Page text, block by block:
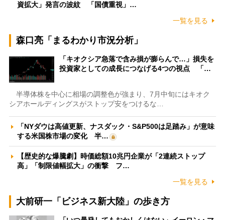
資拡大」発言の波紋 「国債重視」…
一覧を見る
森口亮「まるわかり市況分析」
「キオクシア急落で含み損が膨らんで…」損失を
投資家としての成長につなげる4つの視点 「…
半導体株を中心に相場の調整色が強まり、7月中旬にはキオク
シアホールディングスがストップ安をつけるな…
「NYダウは高値更新、ナスダック・S&P500は足踏み」が意味
する米国株市場の変化 半…
【歴史的な爆騰劇】時価総額10兆円企業が「2連続ストップ
高」「制限値幅拡大」の衝撃 フ…
一覧を見る
大前研一「ビジネス新大陸」の歩き方